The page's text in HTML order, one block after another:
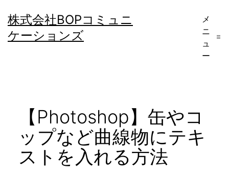
ン
テ
株式会社BOPコミュニ
ケーションズ
メ
ニ
ュ
ー
【Photoshop】缶やコ
ップなど曲線物にテキ
ストを入れる方法